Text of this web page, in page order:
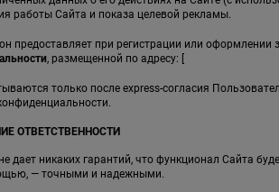
работы Сайта и показа целевой рекламы.
при регистрации или оформлении
, размещенной по адресу: [
только после express-согласия
ОТВЕТСТВЕННОСТИ
дает никаких гарантий, что функционал Сайта
— точными и надежными.